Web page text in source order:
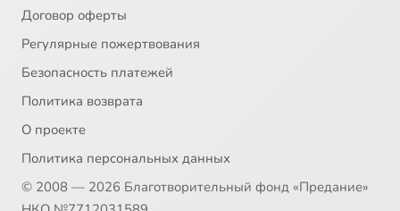
Договор оферты
Регулярные пожертвования
Безопасность платежей
Политика возврата
О проекте
Политика персональных данных
© 2008 — 2026 Благотворительный фонд «Предание»